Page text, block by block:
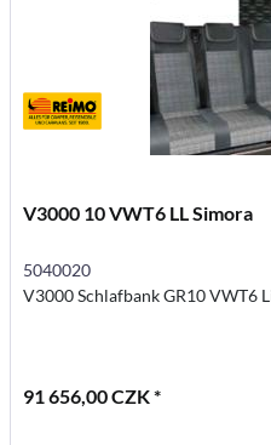
V3000 10 VWT6 LL Simora
5040020
V3000 Schlafbank GR10 VWT6
91 656,00 CZK *